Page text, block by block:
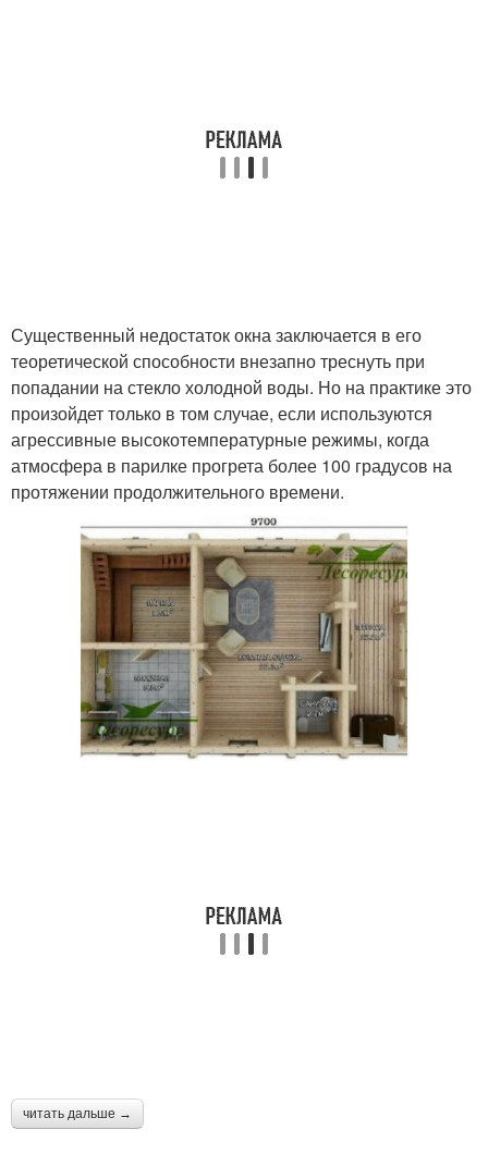
окна
Алюминиевое окно Банное окно
Окно для сауны Окна для парилки
Деревянные окна Окна в срубе
Существенный недостаток окна заключается в его
теоретической способности внезапно треснуть при
попадании на стекло холодной воды. Но на практике это
произойдет только в том случае, если используются
агрессивные высокотемпературные режимы, когда
атмосфера в парилке прогрета более 100 градусов на
протяжении продолжительного времени.
читать дальше →